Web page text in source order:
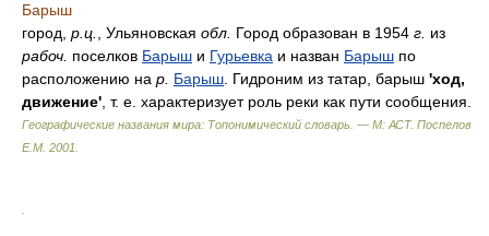
Барыш
город, р.ц. , Ульяновская обл. Город образован в 1954 г. из
рабоч. поселков Барыш и Гурьевка и назван Барыш по
расположению на р. Барыш . Гидроним из татар, барыш 'ход,
движение' , т. е. характеризует роль реки как пути сообщения.
Географические названия мира: Топонимический словарь. — М: АСТ. Поспелов
Е.М. 2001